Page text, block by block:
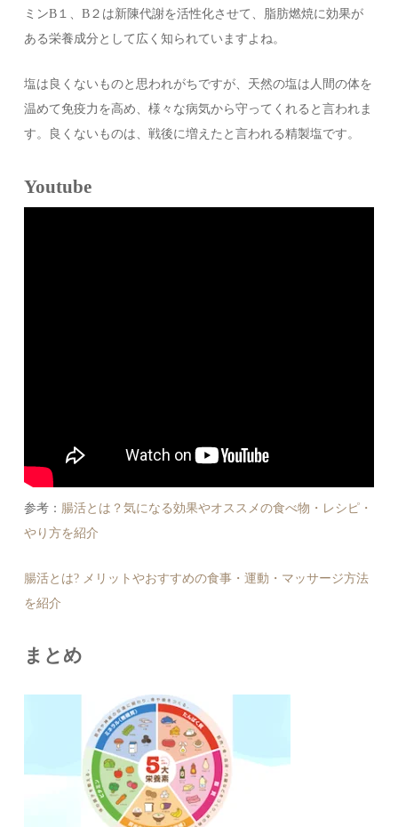
ミンB１、B２は新陳代謝を活性化させて、脂肪燃焼に効果が
ある栄養成分として広く知られていますよね。
塩は良くないものと思われがちですが、天然の塩は人間の体を
温めて免疫力を高め、様々な病気から守ってくれると言われま
す。良くないものは、戦後に増えたと言われる精製塩です。
Youtube
参考： 腸活とは？気になる効果やオススメの食べ物・レシピ・
やり方を紹介
腸活とは? メリットやおすすめの食事・運動・マッサージ方法
を紹介
まとめ